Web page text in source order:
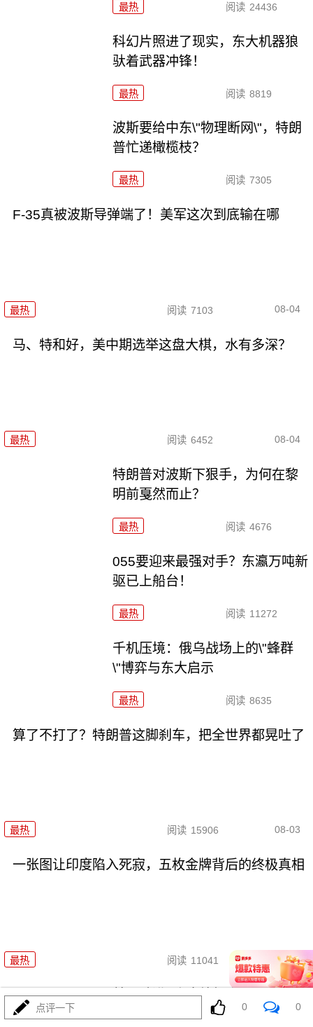
最热 阅读 24436
科幻片照进了现实，东大机器狼
驮着武器冲锋！
最热 阅读 8819
波斯要给中东\"物理断网\"，特朗
普忙递橄榄枝？
最热 阅读 7305
F-35真被波斯导弹端了！美军这次到底输在哪
最热 阅读 7103 08-04
马、特和好，美中期选举这盘大棋，水有多深？
最热 阅读 6452 08-04
特朗普对波斯下狠手，为何在黎
明前戛然而止？
最热 阅读 4676
055要迎来最强对手？东瀛万吨新
驱已上船台！
最热 阅读 11272
千机压境：俄乌战场上的\"蜂群
\"博弈与东大启示
最热 阅读 8635
算了不打了？特朗普这脚刹车，把全世界都晃吐了
最热 阅读 15906 08-03
一张图让印度陷入死寂，五枚金牌背后的终极真相
最热 阅读 11041 08-03
美国踏进3个大坑把自己埋了！恐
点评一下 0 0